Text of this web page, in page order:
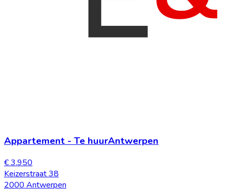
Appartement - Te huurAntwerpen
€ 3.950
Keizerstraat 38
2000 Antwerpen